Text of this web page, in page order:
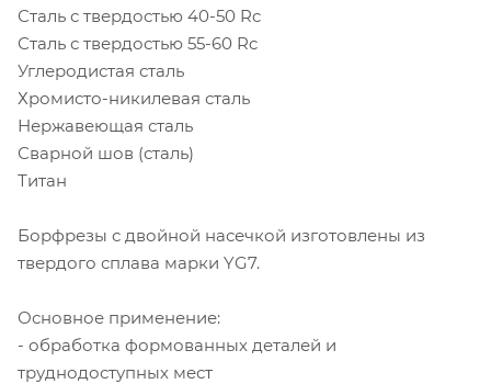
Сталь с твердостью 40-50 Rc
Сталь с твердостью 55-60 Rc
Углеродистая сталь
Хромисто-никилевая сталь
Нержавеющая сталь
Сварной шов (сталь)
Титан
Борфрезы с двойной насечкой изготовлены из
твердого сплава марки YG7.
Основное применение:
- обработка формованных деталей и
труднодоступных мест